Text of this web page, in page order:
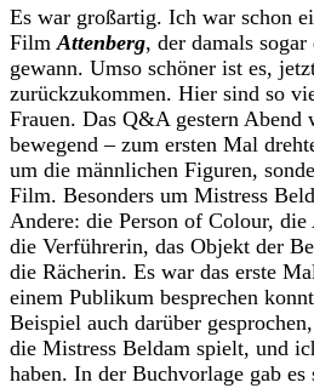
Es war großartig. Ich war schon
FilmAttenberg, der damals
gewann. Umso schöner ist es,
zurückzukommen. Hier sind so
Frauen. Das Q&A gestern Abend
bewegend – zum ersten Mal
um die männlichen Figuren,
Film. Besonders um Mistress
Andere: die Person of Colour,
die Verführerin, das Objekt der
die Rächerin. Es war das erste
einem Publikum besprechen
Beispiel auch darüber
die Mistress Beldam spielt, und
haben. In der Buchvorlage gab